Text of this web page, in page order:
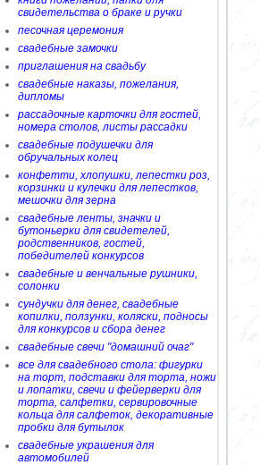
свидетельства о браке и ручки
песочная церемония
свадебные замочки
приглашения на свадьбу
свадебные наказы, пожелания,
дипломы
рассадочные карточки для гостей,
номера столов, листы рассадки
свадебные подушечки для
обручальных колец
конфетти, хлопушки, лепестки роз,
корзинки и кулечки для лепестков,
мешочки для зерна
свадебные ленты, значки и
бутоньерки для свидетелей,
родственников, гостей,
победителей конкурсов
свадебные и венчальные рушники,
солонки
сундучки для денег, свадебные
копилки, ползунки, коляски, подносы
для конкурсов и сбора денег
свадебные свечи "домашний очаг"
все для свадебного стола: фигурки
на торт, подставки для торта, ножи
и лопатки, свечи и фейерверки для
торта, салфетки, сервировочные
кольца для салфеток, декоративные
пробки для бутылок
свадебные украшения для
автомобилей